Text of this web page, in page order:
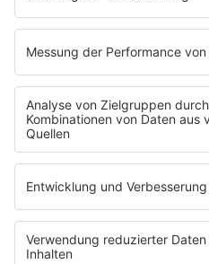
Alexa, spiele radio ffn:
Ihr findet uns auch in eurem
nur „Alexa, starte radio ffn“
Streams.Mehr zu den Alexa-
Teilt diese Seite mit euren